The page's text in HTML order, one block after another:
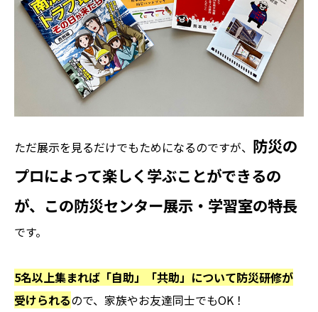
ただ展示を見るだけでもためになるのですが、 防災の
プロによって楽しく学ぶことができるの
が、この防災センター展示・学習室の特長
です。
5名以上集まれば「自助」「共助」について防災研修が
受けられるので、家族やお友達同士でもOK！